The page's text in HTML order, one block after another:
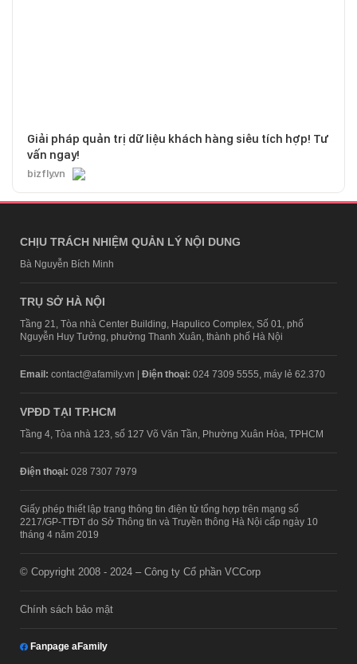
Giải pháp quản trị dữ liệu khách hàng siêu tích hợp! Tư
vấn ngay!
bizfly.vn
CHỊU TRÁCH NHIỆM QUẢN LÝ NỘI DUNG
Bà Nguyễn Bích Minh
TRỤ SỞ HÀ NỘI
Tầng 21, Tòa nhà Center Building, Hapulico Complex, Số 01, phố
Nguyễn Huy Tưởng, phường Thanh Xuân, thành phố Hà Nội
Email: contact@afamily.vn | Điện thoại: 024 7309 5555, máy lẻ 62.370
VPĐD TẠI TP.HCM
Tầng 4, Tòa nhà 123, số 127 Võ Văn Tần, Phường Xuân Hòa, TPHCM
Điện thoại: 028 7307 7979
Giấy phép thiết lập trang thông tin điện tử tổng hợp trên mạng số
2217/GP-TTĐT do Sở Thông tin và Truyền thông Hà Nội cấp ngày 10
tháng 4 năm 2019
© Copyright 2008 - 2024 – Công ty Cổ phần VCCorp
Chính sách bảo mật
Fanpage aFamily